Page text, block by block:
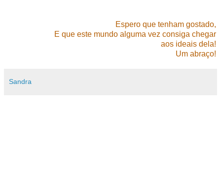
Espero que tenham gostado,
E que este mundo alguma vez consiga chegar
aos ideais dela!
Um abraço!
Sandra